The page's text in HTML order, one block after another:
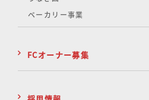
ベーカリー事業
FCオーナー募集